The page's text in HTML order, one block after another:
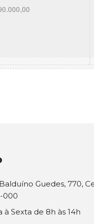
Guedes, 770,
000
à Sexta de 8h às 14h